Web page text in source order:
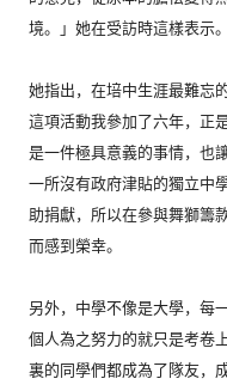
境。」 她在受訪時這樣表示。
她指出，在培中生涯最難忘
這項活動我參加了六年，正
是一件極具意義的事情， 也
一所沒有政府津貼的獨立中學
助捐獻， 所以在參與舞獅籌
而感到榮幸。
另外，中學不像是大學，每
個人為之努力的就只是考卷
裏的同學們都成為了隊友，